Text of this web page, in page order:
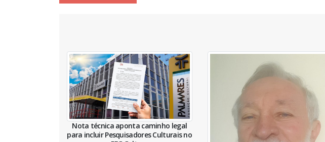
Nota técnica aponta caminho legal
para incluir Pesquisadores Culturais no